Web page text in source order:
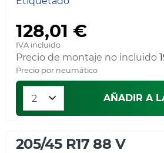
128,01 €
IVA incluido
Precio de montaje no incluido
Precio por neumático
AÑADIR A
205/45 R17 88 V